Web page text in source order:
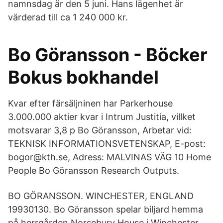
namnsdag är den 5 juni. Hans lägenhet är
värderad till ca 1 240 000 kr.
Bo Göransson - Böcker
Bokus bokhandel
Kvar efter färsäljninen har Parkerhouse
3.000.000 aktier kvar i Intrum Justitia, villket
motsvarar 3,8 p Bo Göransson, Arbetar vid:
TEKNISK INFORMATIONSVETENSKAP, E-post:
bogor@kth.se, Adress: MALVINAS VÄG 10 Home
People Bo Göransson Research Outputs.
BO GÖRANSSON. WINCHESTER, ENGLAND
19930130. Bo Göransson spelar biljard hemma